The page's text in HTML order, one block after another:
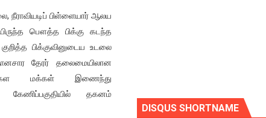
அன்புரிமையோடு அழைக்கின்றோம்.
பகிரங்க கேள்வி
என்ன
வெளியிட்ட...
நீராவியடிப் பிள்ளையார் ஆலய
பௌத்த பிக்கு கடந்த
பிக்குவினுடைய உடலை
தேரர் தலைமையிலான
மக்கள் இணைந்து
கேணிப்பகுதியில் தகனம்
DISQUS SHORTNAME